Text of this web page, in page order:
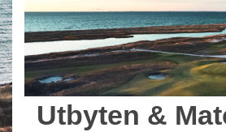
Utbyten &